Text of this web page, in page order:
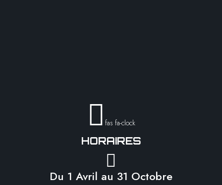
fas fa-clock
HORAIRES
Du 1 Avril au 31 Octobre